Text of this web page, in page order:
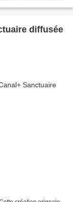
diffusée